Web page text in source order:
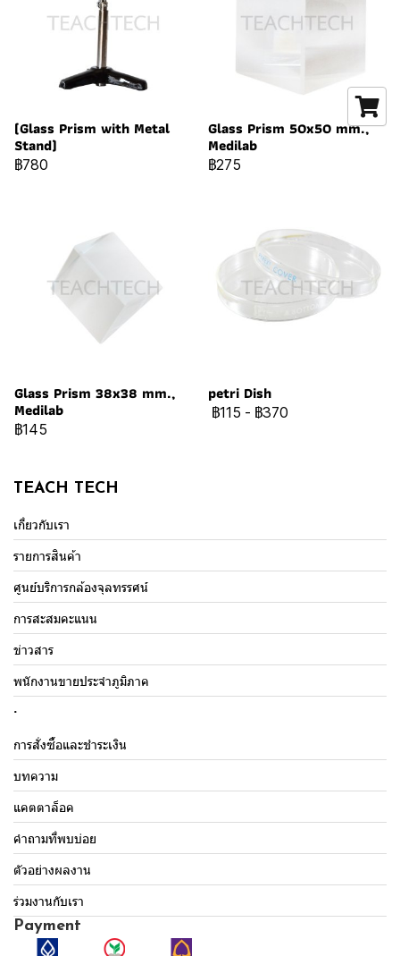
(Glass Prism with Metal
Stand)
฿780
Glass Prism 50x50 mm.,
Medilab
฿275
Glass Prism 38x38 mm.,
Medilab
฿145
petri Dish
฿115 - ฿370
TEACH TECH
เกี่ยวกับเรา
รายการสินค้า
ศูนย์บริการกล้องจุลทรรศน์
การสะสมคะแนน
ข่าวสาร
พนักงานขายประจำภูมิภาค
.
การสั่งซื้อและชำระเงิน
บทความ
แคตตาล็อค
คำถามที่พบบ่อย
ตัวอย่างผลงาน
ร่วมงานกับเรา
Payment